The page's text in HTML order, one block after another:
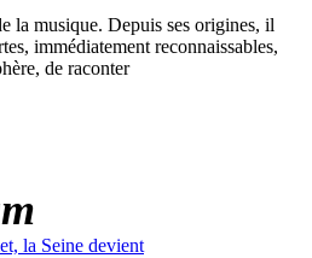
la musique. Depuis ses origines, il
immédiatement reconnaissables,
de raconter
la Seine devient